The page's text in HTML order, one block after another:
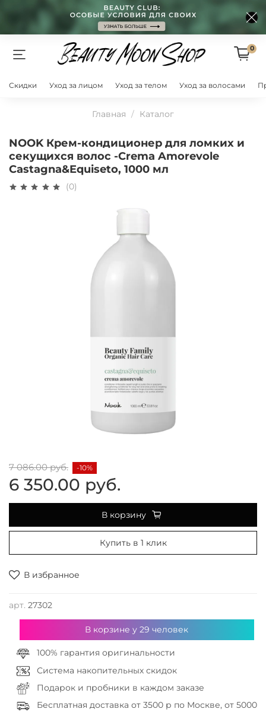
0
Скидки Уход за лицом Уход за телом Уход за волосами
Главная Каталог
NOOK Крем-кондиционер для ломких и
секущихся волос -Crema Amorevole
Castagna&Equiseto, 1000 мл
(0)
В избранное
арт. 27302
7 086.00 руб.
6 350.00 руб.
-10%
В корзину
Купить в 1 клик
В корзине у29 человек
100% гарантия оригинальности
Система накопительных скидок
Подарок и пробники в каждом заказе
Бесплатная доставка от 3500 р по Москве, от 5000